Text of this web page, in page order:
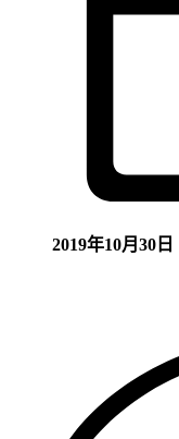
2019年10月30日